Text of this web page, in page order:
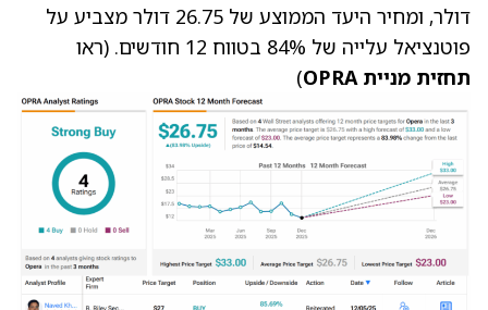
דולר, ומחיר היעד הממוצע של 26.75 דולר מצביע על
פוטנציאל עלייה של 84% בטווח 12 חודשים. (ראו
תחזית מניית OPRA
)